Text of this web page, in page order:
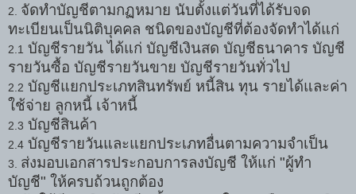
2. จัดทำบัญชีตามกฏหมาย นับตั้งแต่วันที่ได้รับจด
ทะเบียนเป็นนิติบุคคล ชนิดของบัญชีที่ต้องจัดทำได้แก่
2.1 บัญชีรายวัน ได้แก่ บัญชีเงินสด บัญชีธนาคาร บัญชี
รายวันซื้อ บัญชีรายวันขาย บัญชีรายวันทั่วไป
2.2 บัญชีแยกประเภทสินทรัพย์ หนี้สิน ทุน รายได้และค่า
ใช้จ่าย ลูกหนี้ เจ้าหนี้
2.3 บัญชีสินค้า
2.4 บัญชีรายวันและแยกประเภทอื่นตามความจำเป็น
3. ส่งมอบเอกสารประกอบการลงบัญชี ให้แก่ "ผู้ทำ
บัญชี" ให้ครบถ้วนถูกต้อง